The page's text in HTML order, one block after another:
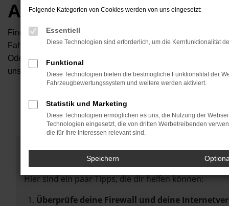
Autobörse
Finden Sie Ihren neuen Traumwagen bei uns. Dafür haben
Fahrzeuge an, die bei uns auf dem Hof stehen. Dann
Oder Sie klicken auf den Button Autobörse und Sie haben
unserem Händlernetzwerk. Diese Fahrzeuge können wir
Fehler: Network Error
Beim Laden ist ein Fehler aufgetreten.
Hier sind ein paar Tipps, die dir helfen können:
Überprüfe deine Firewall und deine
Folgende Kategorien von Cookies werden von uns eingesetzt:
Essentiell
Diese Technologien sind erforderlich, um die Kernfunktionalität
Funktional
Diese Technologien bieten die bestmögliche Funktionalität der
Fahrzeugbewertungssystem und weitere werden aktiviert.
Statistik und Marketing
Diese Technologien ermöglichen es uns, die Nutzung der
Technologien eingesetzt, die von dritten Werbetreibenden
die für Ihre Interessen relevant sind.
Speichern